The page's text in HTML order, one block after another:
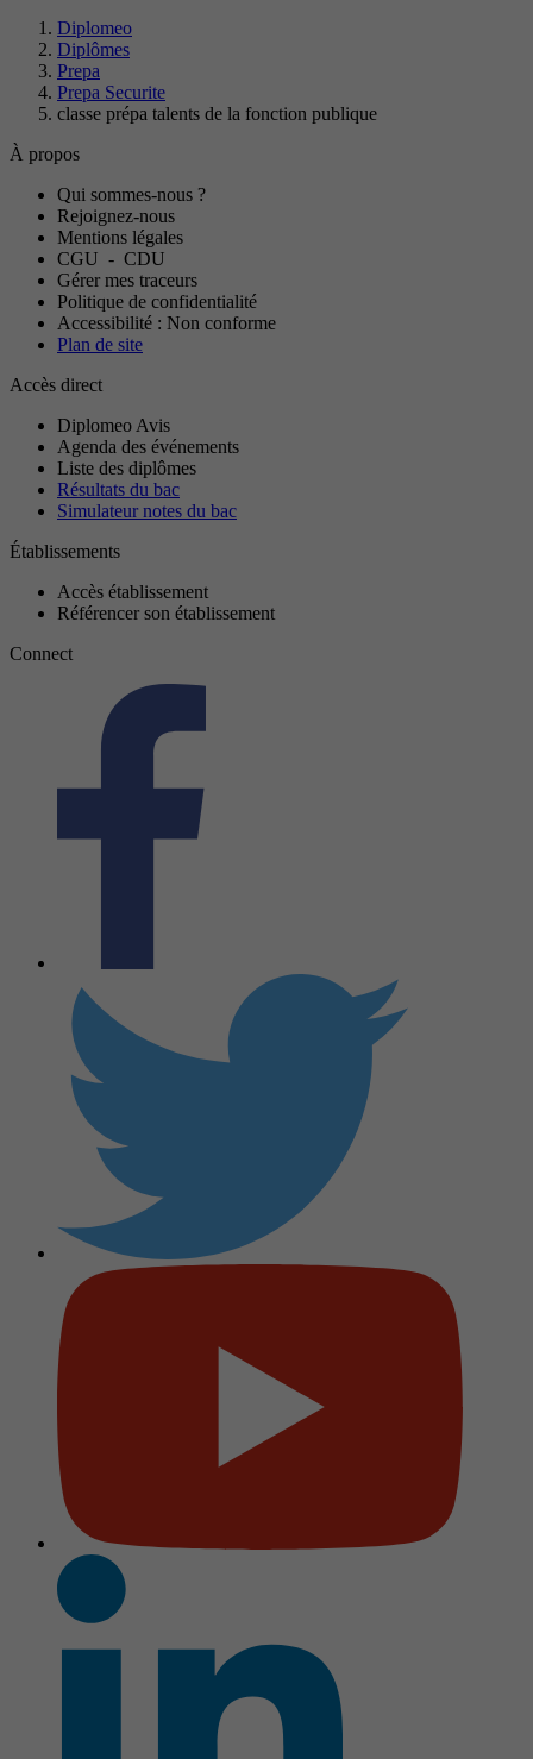
Diplomeo
Diplômes
Prepa
Prepa Securite
classe prépa talents de la fonction publique
À propos
Qui sommes-nous ?
Rejoignez-nous
Mentions légales
CGU - CDU
Gérer mes traceurs
Politique de confidentialité
Accessibilité : Non conforme
Plan de site
Accès direct
Diplomeo Avis
Agenda des événements
Liste des diplômes
Résultats du bac
Simulateur notes du bac
Établissements
Accès établissement
Référencer son établissement
Connect